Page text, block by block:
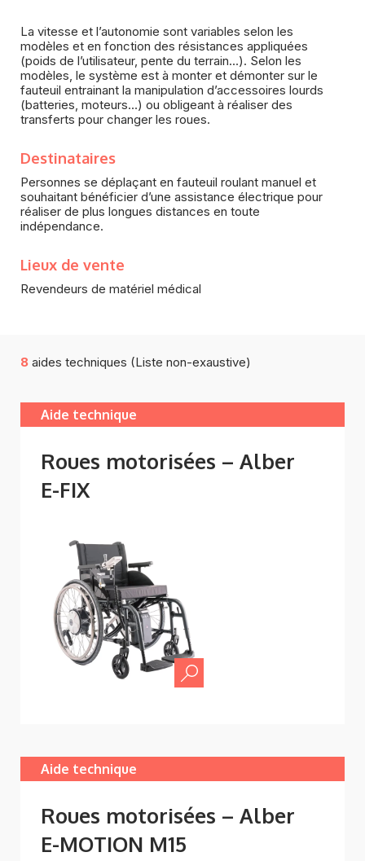
La vitesse et l’autonomie sont variables selon les
modèles et en fonction des résistances appliquées
(poids de l’utilisateur, pente du terrain…). Selon les
modèles, le système est à monter et démonter sur le
fauteuil entrainant la manipulation d’accessoires lourds
(batteries, moteurs…) ou obligeant à réaliser des
transferts pour changer les roues.
Destinataires
Personnes se déplaçant en fauteuil roulant manuel et
souhaitant bénéficier d’une assistance électrique pour
réaliser de plus longues distances en toute
indépendance.
Lieux de vente
Revendeurs de matériel médical
8 aides techniques (Liste non-exaustive)
Aide technique
Roues motorisées – Alber
E-FIX
Aide technique
Roues motorisées – Alber
E-MOTION M15